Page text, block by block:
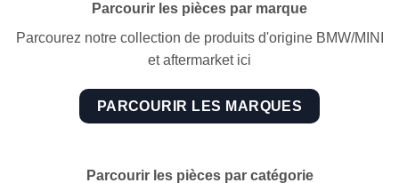
Parcourir les pièces par marque
Parcourez notre collection de produits d'origine BMW/MINI
et aftermarket ici
PARCOURIR LES MARQUES
Parcourir les pièces par catégorie